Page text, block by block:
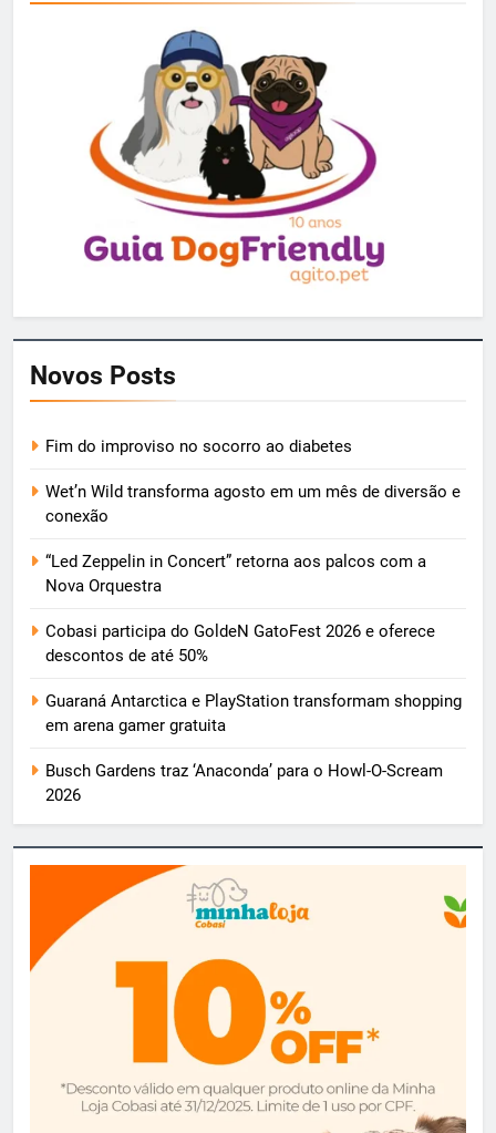
Novos Posts
Fim do improviso no socorro ao diabetes
Wet’n Wild transforma agosto em um mês de diversão e
conexão
“Led Zeppelin in Concert” retorna aos palcos com a
Nova Orquestra
Cobasi participa do GoldeN GatoFest 2026 e oferece
descontos de até 50%
Guaraná Antarctica e PlayStation transformam shopping
em arena gamer gratuita
Busch Gardens traz ‘Anaconda’ para o Howl-O-Scream
2026